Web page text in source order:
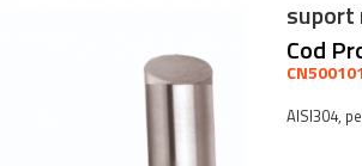
suport
Cod
AISI304,